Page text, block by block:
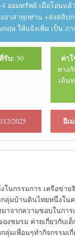
4 ออมทรัพย์ เมื่อโอน
อาสาทุกท่าน +ส่งสลิป
ฤษ ให้แจ้งเพิ่ม เป็น ภ
รับ: 50 ค่า
ทาง
เดิน
12/2025 อีเ
นกรรมการ เครือข่าย
ลุ่มบ้านดินไทยหนึ่งใน
าจากความชอบในกา
ชมรม ค่ายเกี่ยวกับเ
ลุ่มเพื่อนๆทำกิจกรรม